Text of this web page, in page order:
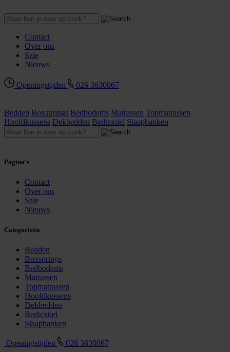
Contact
Over ons
Sale
Nieuws
Openingstijden 026 3630067
Bedden Boxsprings Bedbodems Matrassen Topmatrassen
Hoofdkussens Dekbedden Bedtextiel Slaapbanken
Pagina's
Contact
Over ons
Sale
Nieuws
Categorieën
Bedden
Boxsprings
Bedbodems
Matrassen
Topmatrassen
Hoofdkussens
Dekbedden
Bedtextiel
Slaapbanken
Openingstijden 026 3630067